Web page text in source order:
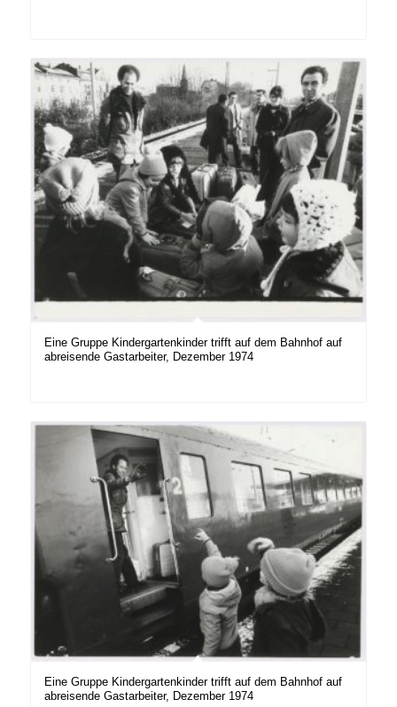
Eine Gruppe Kindergartenkinder trifft auf dem Bahnhof auf
abreisende Gastarbeiter, Dezember 1974
Eine Gruppe Kindergartenkinder trifft auf dem Bahnhof auf
abreisende Gastarbeiter, Dezember 1974